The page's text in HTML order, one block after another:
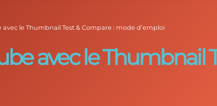
le Thumbnail Test & Compare : mode d’emploi
avec le Thumbnail